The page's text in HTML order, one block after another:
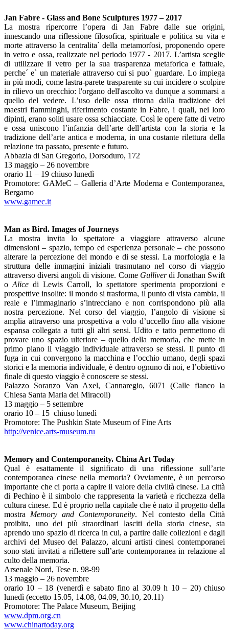
Jan Fabre - Glass and Bone Sculptures 1977 – 2017
La mostra ripercorre l’opera di Jan Fabre dalle sue origini,
innescando una riflessione filosofica, spirituale e politica su vita e
morte attraverso la centralita` della metamorfosi, proponendo opere
in vetro e ossa, realizzate nel periodo 1977 - 2017. L’artista sceglie
di utilizzare il vetro per la sua trasparenza metaforica e fattuale,
perche´ e` un materiale attraverso cui si puo` guardare. Lo impiega
in più modi, come lastra-parete trasparente su cui incidere o scolpire
in rilievo un orecchio: l'organo dell'ascolto va dunque a sommarsi a
quello del vedere. L’uso delle ossa ritorna dalla tradizione dei
maestri fiamminghi, riferimento costante in Fabre, i quali, nei loro
dipinti, erano soliti usare ossa schiacciate. Così le opere fatte di vetro
e ossa uniscono l’infanzia dell’arte dell’artista con la storia e la
tradizione dell’arte antica e moderna, in una costante rilettura della
relazione tra passato, presente e futuro.
Abbazia di San Gregorio, Dorsoduro, 172
13 maggio – 26 novembre
orario 11 – 19 chiuso lunedì
Promotore: GAMeC – Galleria d’Arte Moderna e Contemporanea,
Bergamo
www.gamec.it
Man as Bird. Images of Journeys
La mostra invita lo spettatore a viaggiare attraverso alcune
dimensioni – spazio, tempo ed esperienza personale – che possono
alterare la percezione del mondo e di se stessi. La morfologia e la
struttura delle immagini iniziali trasmutano nel corso di viaggio
attraverso diversi angoli di visione. Come Gulliverdi Jonathan Swift
oAlice di Lewis Carroll, lo spettatore sperimenta proporzioni e
prospettive insolite: il mondo si trasforma, il punto di vista cambia, il
reale e l’immaginario s’intrecciano e non corrispondono più alla
nostra percezione. Nel corso del viaggio, l’angolo di visione si
amplia attraverso una prospettiva a volo d’uccello fino alla visione
espansa collegata a tutti gli altri sensi. Udito e tatto permettono di
provare uno spazio ulteriore – quello della memoria, che mette in
primo piano il viaggio individuale attraverso se stessi. Il punto di
fuga in cui convergono la macchina e l’occhio umano, degli spazi
storici e la memoria individuale, è dentro ognuno di noi, e l’obiettivo
finale di questo viaggio è conoscere se stessi.
Palazzo Soranzo Van Axel, Cannaregio, 6071 (Calle fianco la
Chiesa Santa Maria dei Miracoli)
13 maggio – 5 settembre
orario 10 – 15 chiuso lunedì
Promotore: The Pushkin State Museum of Fine Arts
http://venice.arts-museum.ru
Memory and Contemporaneity. China Art Today
Qual è esattamente il significato di una riflessione sull’arte
contemporanea cinese nella memoria? Ovviamente, è un percorso
importante che ci porta a capire il valore della civiltà cinese. La città
di Pechino è il simbolo che rappresenta la varietà e ricchezza della
cultura cinese. Ed è proprio nella capitale che è nato il progetto della
mostra Memory and Contemporaneity. Nel contesto della Città
proibita, uno dei più straordinari lasciti della storia cinese, sta
aprendo uno spazio di ricerca in cui, a partire dalle collezioni e dagli
archivi del Museo del Palazzo, alcuni artisti cinesi contemporanei
sono stati invitati a riflettere sull’arte contemporanea in relazione al
culto della memoria.
Arsenale Nord, Tese n. 98-99
13 maggio – 26 novembre
orario 10 – 18 (venerdì e sabato fino al 30.09 h 10 – 20) chiuso
lunedì (eccetto 15.05, 14.08, 04.09, 30.10, 20.11)
Promotore: The Palace Museum, Beijing
www.dpm.org.cn
www.chinartoday.org